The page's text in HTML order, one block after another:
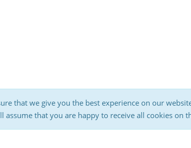
that we give you the best experience on our
assume that you are happy to receive all cookies on